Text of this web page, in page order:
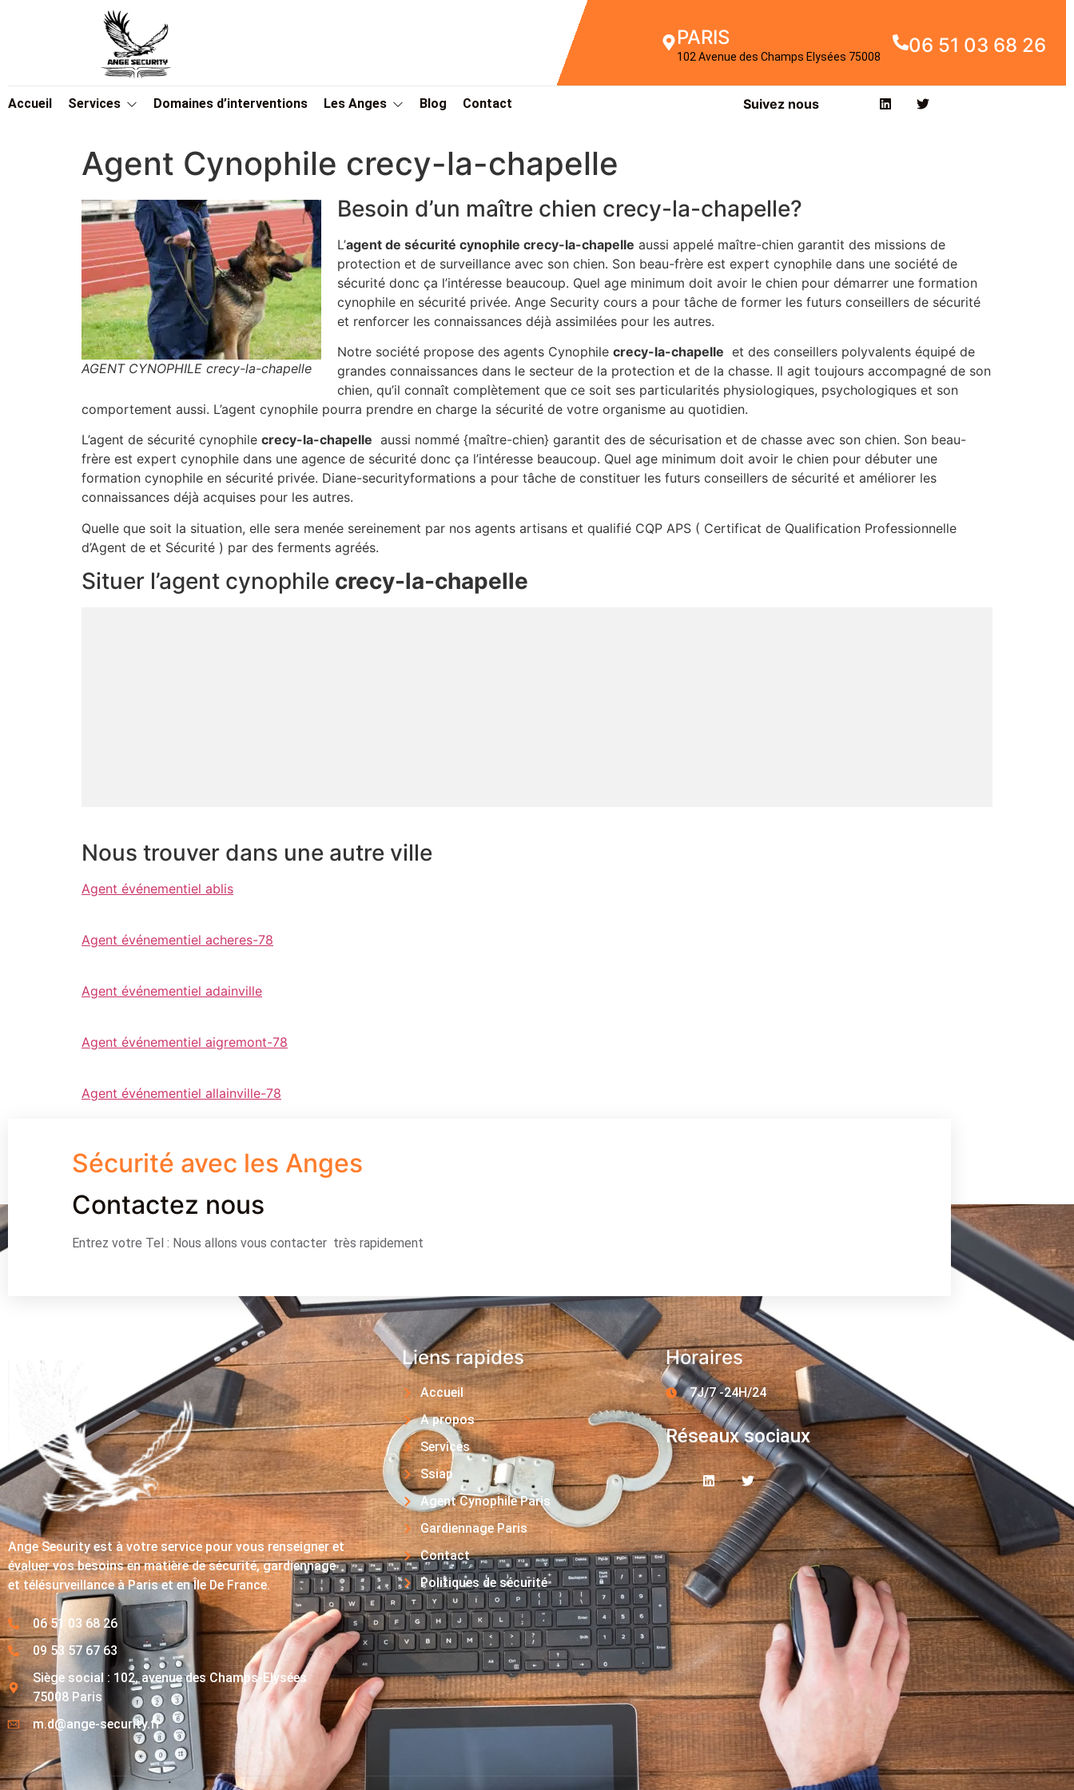
PARIS
102 Avenue des Champs Elysées 75008 06 51 03 68 26
Accueil Services Domaines d’interventions Les Anges Blog Contact Suivez nous
Agent Cynophile crecy-la-chapelle
AGENT CYNOPHILE crecy-la-chapelle
Besoin d’un maître chien crecy-la-chapelle?
L’agent de sécurité cynophile crecy-la-chapelle aussi appelé maître-chien garantit des missions de
protection et de surveillance avec son chien. Son beau-frère est expert cynophile dans une société de
sécurité donc ça l’intéresse beaucoup. Quel age minimum doit avoir le chien pour démarrer une formation
cynophile en sécurité privée. Ange Security cours a pour tâche de former les futurs conseillers de sécurité
et renforcer les connaissances déjà assimilées pour les autres.
Notre société propose des agents Cynophile crecy-la-chapelle et des conseillers polyvalents équipé de
grandes connaissances dans le secteur de la protection et de la chasse. Il agit toujours accompagné de son
chien, qu’il connaît complètement que ce soit ses particularités physiologiques, psychologiques et son
comportement aussi. L’agent cynophile pourra prendre en charge la sécurité de votre organisme au quotidien.
L’agent de sécurité cynophile crecy-la-chapelle aussi nommé {maître-chien} garantit des de sécurisation et de chasse avec son chien. Son beau-
frère est expert cynophile dans une agence de sécurité donc ça l’intéresse beaucoup. Quel age minimum doit avoir le chien pour débuter une
formation cynophile en sécurité privée. Diane-securityformations a pour tâche de constituer les futurs conseillers de sécurité et améliorer les
connaissances déjà acquises pour les autres.
Quelle que soit la situation, elle sera menée sereinement par nos agents artisans et qualifié CQP APS ( Certificat de Qualification Professionnelle
d’Agent de et Sécurité ) par des ferments agréés.
Situer l’agent cynophile crecy-la-chapelle
Nous trouver dans une autre ville
Agent événementiel ablis
Agent événementiel acheres-78
Agent événementiel adainville
Agent événementiel aigremont-78
Agent événementiel allainville-78
Sécurité avec les Anges
Contactez nous
Entrez votre Tel : Nous allons vous contacter très rapidement
Ange Security est à votre service pour vous renseigner et
évaluer vos besoins en matière de sécurité, gardiennage
et télésurveillance à Paris et en Île De France.
06 51 03 68 26
09 53 57 67 63
Siège social : 102, avenue des Champs-Elysées
75008 Paris
m.d@ange-security.fr
Liens rapides
Accueil
A propos
Services
Ssiap
Agent Cynophile Paris
Gardiennage Paris
Contact
Politiques de sécurité
Horaires
7J/7 -24H/24
Réseaux sociaux